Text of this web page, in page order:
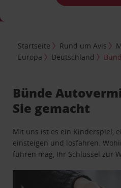
Startseite Rund um Avis
Europa
Deutschland
Bünde
Sie gemacht
Mit uns ist es ein Kinderspiel,
einsteigen und losfahren.
führen mag, Ihr Schlüssel zur